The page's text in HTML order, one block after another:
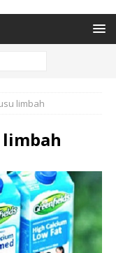
limbah